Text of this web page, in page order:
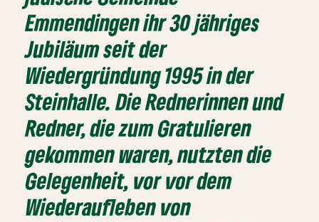
Emmendingen ihr 30 jähriges
Jubiläum seit der
Wiedergründung 1995 in der
Steinhalle. Die Rednerinnen und
Redner, die zum Gratulieren
gekommen waren, nutzten die
Gelegenheit, vor vor dem
Wiederaufleben von